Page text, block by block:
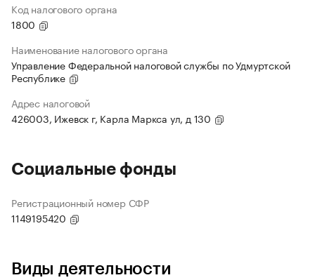
Код налогового органа
1800
Наименование налогового органа
Управление Федеральной налоговой службы по Удмуртской
Республике
Адрес налоговой
426003, Ижевск г, Карла Маркса ул, д 130
Социальные фонды
Регистрационный номер СФР
1149195420
Виды деятельности